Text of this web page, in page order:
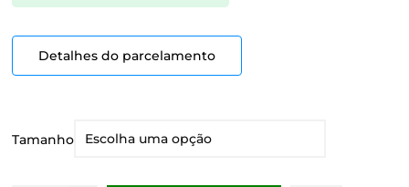
Detalhes do parcelamento
Tamanho